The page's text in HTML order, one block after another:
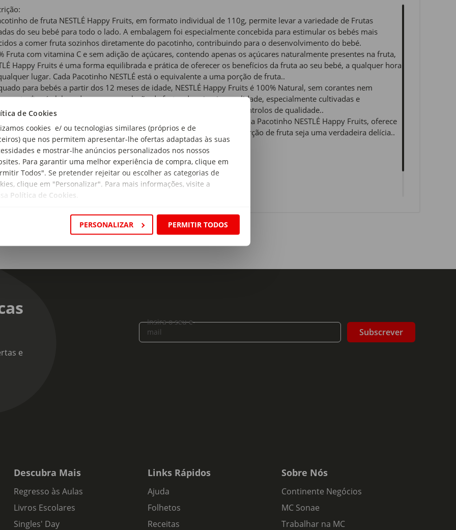
de Cookies
cookies e/ ou tecnologias similares (próprios e de
que nos permitem apresentar-lhe ofertas adaptadas às suas
e mostrar-lhe anúncios personalizados nos nossos
Para garantir uma melhor experiência de compra, clique em
Todos". Se pretender rejeitar ou escolher as categorias de
clique em "Personalizar". Para mais informações, visite a
Política de Cookies
PERSONALIZAR PERMITIR TODOS
de fruta NESTLÉ Happy Fruits, em formato individual de 110g, permite levar a variedade de Frutas
do seu bebé para todo o lado. A embalagem foi especialmente concebida para estimular os bebés mais
a comer fruta sozinhos diretamente do pacotinho, contribuindo para o desenvolvimento do bebé.
Fruta com vitamina C e sem adição de açúcares, contendo apenas os açúcares naturalmente presentes na fruta,
Happy Fruits é uma forma equilibrada e prática de oferecer os benefícios da fruta ao seu bebé, a qualquer hora
lugar. Cada Pacotinho NESTLÉ está o equivalente a uma porção de fruta..
para bebés a partir dos 12 meses de idade, NESTLÉ Happy Fruits é 100% Natural, sem corantes nem
e é elaborado com uma seleção de frutas de primeira qualidade, especialmente cultivadas e
para a alimentação de bebés, que cumprem com rigorosos controlos de qualidade..
o compromisso de oferecer o melhor da natureza para o seu bebé, cada Pacotinho NESTLÉ Happy Fruits, oferece
da fruta ao paladar exigente dos bebés e faz com que cada porção de fruta seja uma verdadeira delícia..
para bebés..
de produto:
de Fruta
e
Insira o seu e-
mail
Subscrever
Descubra Mais
Regresso às Aulas
Livros Escolares
Singles' Day
Links Rápidos
Ajuda
Folhetos
Receitas
Sobre Nós
Continente Negócios
MC Sonae
Trabalhar na MC